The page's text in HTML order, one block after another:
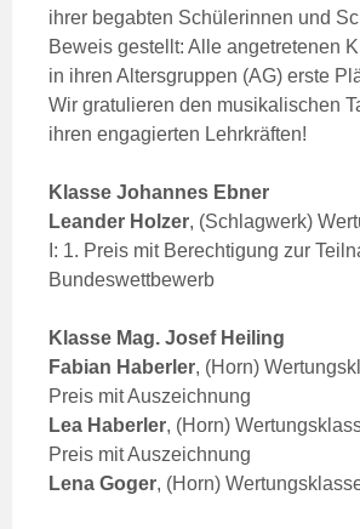
ihrer begabten Schülerinnen und
Beweis gestellt: Alle angetretenen
in ihren Altersgruppen (AG) erste
Wir gratulieren den musikalischen
ihren engagierten Lehrkräften!
Klasse Johannes Ebner
Leander Holzer, (Schlagwerk)
I: 1. Preis mit Berechtigung zur
Bundeswettbewerb
Klasse Mag. Josef Heiling
Fabian Haberler, (Horn)
Preis mit Auszeichnung
Lea Haberler, (Horn)
Preis mit Auszeichnung
Lena Goger, (Horn)